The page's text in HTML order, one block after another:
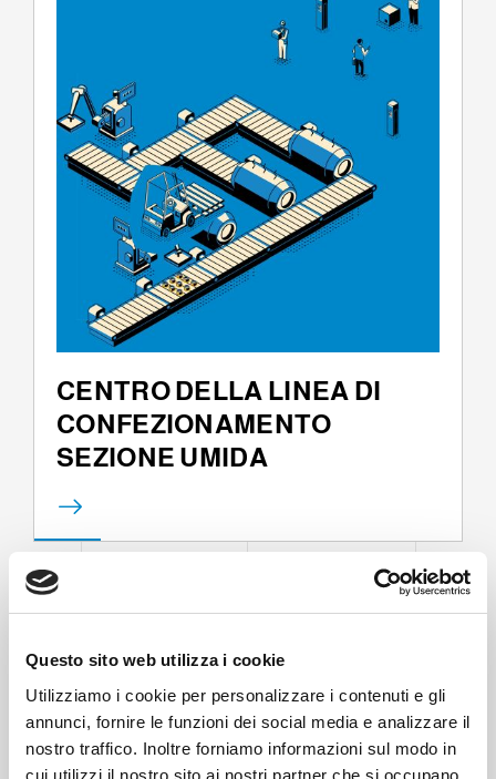
Questo sito web utilizza i cookie
Utilizziamo i cookie per personalizzare i contenuti e gli
annunci, fornire le funzioni dei social media e analizzare il
nostro traffico. Inoltre forniamo informazioni sul modo in
cui utilizzi il nostro sito ai nostri partner che si occupano
CENTRO DELLA LINEA DI
CONFEZIONAMENTO
SEZIONE UMIDA